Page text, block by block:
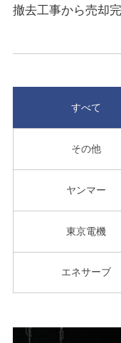
撤去工事から売却
すべて
その他
ヤンマー
東京電機
エネサーブ